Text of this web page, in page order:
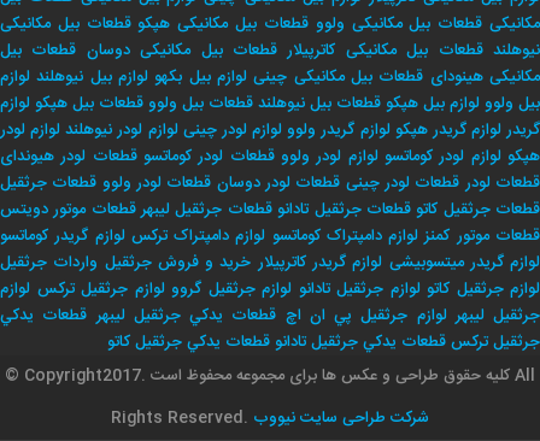
مکانیکی قطعات بیل مکانیکی ولوو قطعات بیل مکانیکی هپکو قطعات بیل مکانیکی
نیوهلند قطعات بیل مکانیکی کاترپیلار قطعات بیل مکانیکی دوسان قطعات بیل
مکانیکی هینودای قطعات بیل مکانیکی چینی لوازم بیل بکهو لوازم بیل نیوهلند لوازم
بیل ولوو لوازم بیل هپکوقطعات بیل نیوهلندقطعات بیل ولووقطعات بیل هپکو لوازم
گریدر لوازم گریدر هپکو لوازم گریدر ولوو لوازم لودر چینی لوازم لودر نیوهلند لوازم لودر
هپکو لوازم لودر کوماتسو لوازم لودر ولوو قطعات لودر کوماتسو قطعات لودر هیوندای
قطعات لودر قطعات لودر چینی قطعات لودر دوسان قطعات لودر ولوو قطعات جرثقیل
قطعات جرثقیل کاتوقطعات جرثقیل تادانوقطعات جرثقیل لیبهرقطعات موتور دویتس
قطعات موتور کمنز لوازم دامپتراک کوماتسو لوازم دامپتراک ترکس لوازم گریدر کوماتسو
لوازم گریدر میتسوبیشی لوازم گریدر کاترپیلار خريد و فروش جرثقيل واردات جرثقيل
لوازم جرثقيل كاتو لوازم جرثقيل تادانو لوازم جرثقيل گروو لوازم جرثقيل تركس لوازم
جرثقيل ليبهر لوازم جرثقيل پي ان اچ قطعات يدكي جرثقيل ليبهر قطعات يدكي
جرثقيل تركسقطعات يدكي جرثقيل تادانوقطعات يدكي جرثقيل كاتو
© Copyrightکلیه حقوق طراحی و عکس ها برای مجموعه محفوظ است .2017 All
Rights Reserved. شرکت طراحی سایت نیووب